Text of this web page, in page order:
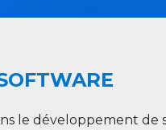
le développement de